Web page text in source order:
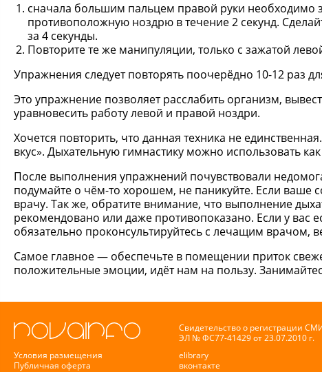
сначала большим пальцем правой руки необходимо
противоположную ноздрю в течение 2 секунд.
за 4 секунды.
Повторите те же манипуляции, только с зажатой
Упражнения следует повторять поочерёдно 10-12 раз
Это упражнение позволяет расслабить организм,
уравновесить работу левой и правой ноздри.
Хочется повторить, что данная техника не
вкус». Дыхательную гимнастику можно использовать
После выполнения упражнений почувствовали
подумайте о чём-то хорошем, не паникуйте. Если ваше
врачу. Так же, обратите внимание, что выполнение
рекомендовано или даже противопоказано. Если у вас
обязательно проконсультируйтесь с лечащим врачом,
Самое главное — обеспечьте в помещении приток
положительные эмоции, идёт нам на пользу.
Условия размещения
Публичная оферта
Свидетельство о регистрации
ЭЛ № ФС77-41429 от 23.07.2010 г.
elibrary
вконтакте